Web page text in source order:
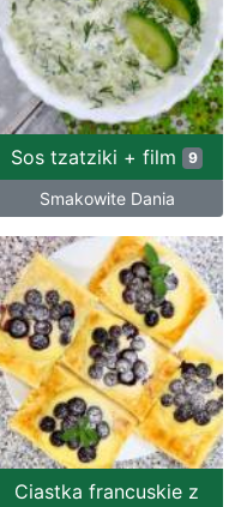
Sos tzatziki + film 9
Smakowite Dania
Ciastka francuskie z